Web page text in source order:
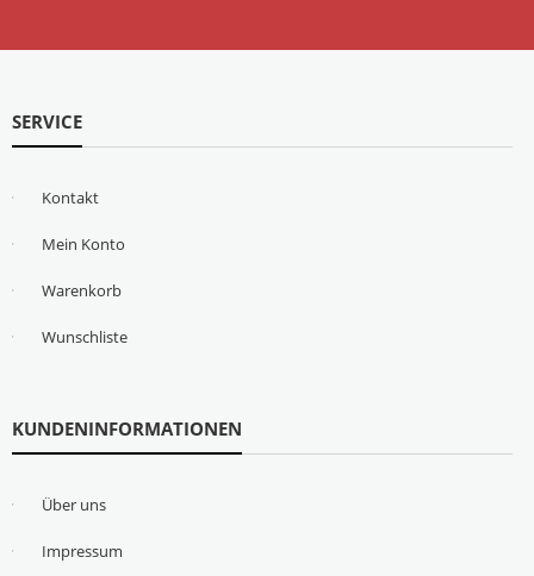
SERVICE
Kontakt
Mein Konto
Warenkorb
Wunschliste
KUNDENINFORMATIONEN
Über uns
Impressum